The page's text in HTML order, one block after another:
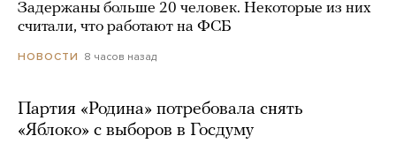
Задержаны больше 20 человек. Некоторые из них
считали, что работают на ФСБ
НОВОСТИ 8 часов назад
Партия «Родина» потребовала снять
«Яблоко» с выборов в Госдуму